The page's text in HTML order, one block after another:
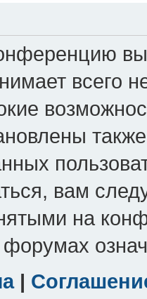
всего
вам
на
форумах
|